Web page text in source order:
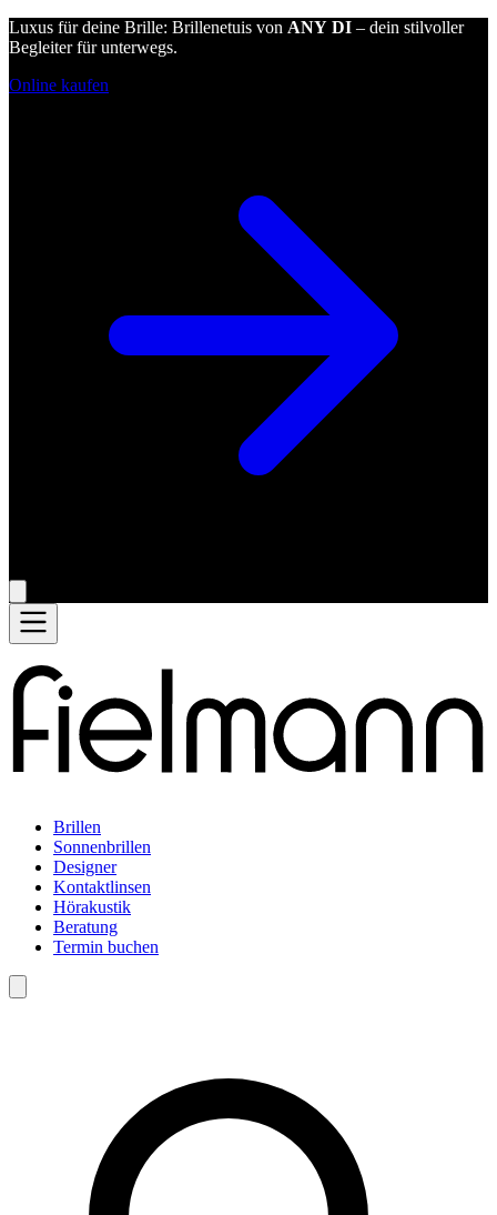
Luxus für deine Brille: Brillenetuis von ANY DI – dein stilvoller
Begleiter für unterwegs.
Online kaufen
Brillen
Sonnenbrillen
Designer
Kontaktlinsen
Hörakustik
Beratung
Termin buchen